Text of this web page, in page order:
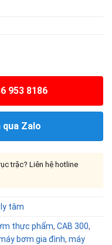
953 8186
qua Zalo
trặc? Liên hệ hotline
tâm
thực phẩm, CAB 300,
bơm gia đình, máy